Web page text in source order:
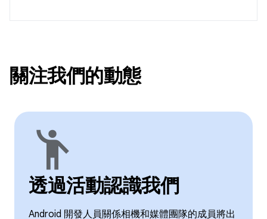
關注我們的動態
emoji_people
透過活動認識我們
Android 開發人員關係相機和媒體團隊的成員將出